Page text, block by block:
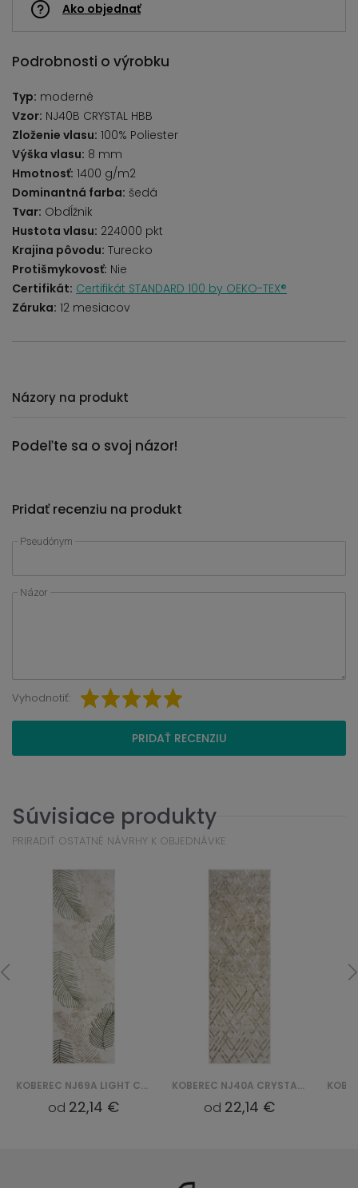
Ako objednať
Podrobnosti o výrobku
Typ: moderné
Vzor: NJ40B CRYSTAL HBB
Zloženie vlasu: 100% Poliester
Výška vlasu: 8 mm
Hmotnosť: 1400 g/m2
Dominantná farba: šedá
Tvar: Obdĺžnik
Hustota vlasu: 224000 pkt
Krajina pôvodu: Turecko
Protišmykovosť: Nie
Certifikát: Certifikát STANDARD 100 by OEKO-TEX®
Záruka: 12 mesiacov
Názory na produkt
Podeľte sa o svoj názor!
Pridať recenziu na produkt
Pseudónym
Názor
Vyhodnotiť:
PRIDAŤ RECENZIU
Súvisiace produkty
PRIRADIŤ OSTATNÉ NÁVRHY K OBJEDNÁVKE
KOBEREC NJ69A LIGHT CRYSTAL HBC - ZIELONY
od 22,14 €
KOBEREC NJ40A CRYSTAL HBC - BEŻOWY
od 22,14 €